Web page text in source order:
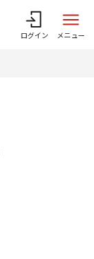
ログイン メニュー